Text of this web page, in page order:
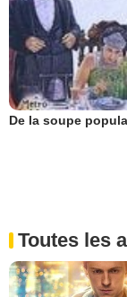
Toutes les